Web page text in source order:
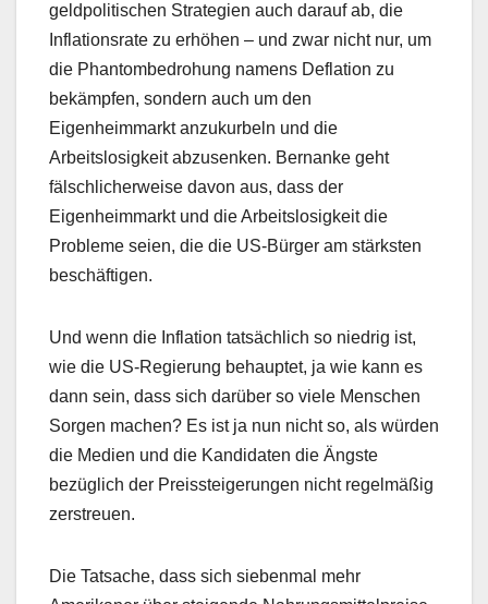
geldpolitischen Strategien auch darauf ab, die
Inflationsrate zu erhöhen – und zwar nicht nur, um
die Phantombedrohung namens Deflation zu
bekämpfen, sondern auch um den
Eigenheimmarkt anzukurbeln und die
Arbeitslosigkeit abzusenken. Bernanke geht
fälschlicherweise davon aus, dass der
Eigenheimmarkt und die Arbeitslosigkeit die
Probleme seien, die die US-Bürger am stärksten
beschäftigen.
Und wenn die Inflation tatsächlich so niedrig ist,
wie die US-Regierung behauptet, ja wie kann es
dann sein, dass sich darüber so viele Menschen
Sorgen machen? Es ist ja nun nicht so, als würden
die Medien und die Kandidaten die Ängste
bezüglich der Preissteigerungen nicht regelmäßig
zerstreuen.
Die Tatsache, dass sich siebenmal mehr